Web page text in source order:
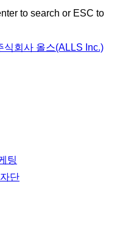
to search or ESC to
팅
단
Menu